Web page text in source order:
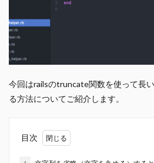
今回はrailsのtruncate関数を使って長
る方法についてご紹介します。
目次